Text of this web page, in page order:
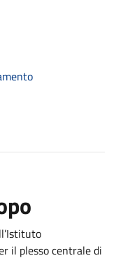
il plesso centrale di